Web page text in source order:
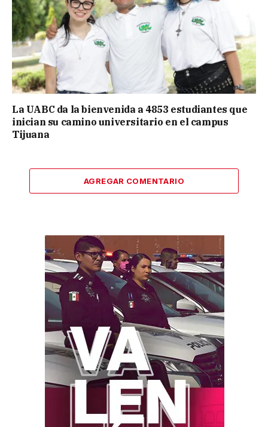
La UABC da la bienvenida a 4853 estudiantes que
inician su camino universitario en el campus
Tijuana
AGREGAR COMENTARIO